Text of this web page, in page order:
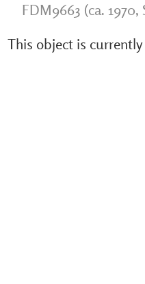
FDM9663 (ca. 1970,
This object is currently